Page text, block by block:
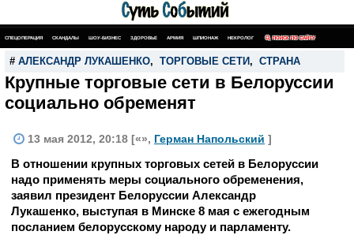
СПЕЦОПЕРАЦИЯ СКАНДАЛЫ ШОУ-БИЗНЕС ЗДОРОВЬЕ АРМИЯ ШПИОНАЖ НЕКРОЛОГ ПОИСК ПО САЙТУ
# АЛЕКСАНДР ЛУКАШЕНКО, ТОРГОВЫЕ СЕТИ , СТРАНА
Крупные торговые сети в Белоруссии
социально обременят
13 мая 2012, 20:18 [«», Герман Напольский ]
В отношении крупных торговых сетей в Белоруссии
надо применять меры социального обременения,
заявил президент Белоруссии Александр
Лукашенко, выступая в Минске 8 мая с ежегодным
посланием белорусскому народу и парламенту.